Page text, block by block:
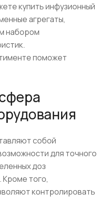
купить инфузионный
агрегаты,
набором
поможет
собой
для точного
доз
Кроме того,
контролировать